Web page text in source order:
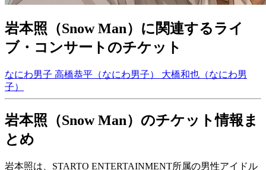
岩本照（Snow Man）に関連するライ
ブ・コンサートのチケット
なにわ男子 高橋恭平（なにわ男子） 大橋和也（なにわ男
子）
岩本照（Snow Man）のチケット情報ま
とめ
岩本照は、STARTO ENTERTAINMENT所属の男性アイドル